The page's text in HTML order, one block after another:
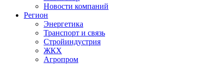
Новости компаний
Регион
Энергетика
Транспорт и связь
Стройиндустрия
ЖКХ
Агропром